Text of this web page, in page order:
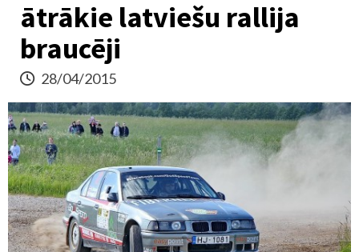
ātrākie latviešu rallija
braucēji
28/04/2015